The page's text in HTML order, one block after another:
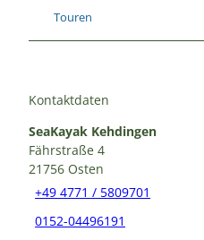
Touren
Kontaktdaten
SeaKayak Kehdingen
Fährstraße 4
21756 Osten
+49 4771 / 5809701
0152-04496191